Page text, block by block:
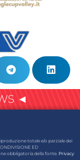
◄
totale e/o parziale dei
ED
obbligatoria della fonte. Privacy